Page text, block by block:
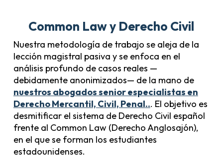
Common Law y Derecho Civil
Nuestra metodología de trabajo se aleja de la
lección magistral pasiva y se enfoca en el
análisis profundo de casos reales —
debidamente anonimizados— de la mano de
nuestros abogados senior especialistas en
Derecho Mercantil, Civil, Penal... El objetivo es
desmitificar el sistema de Derecho Civil español
frente al Common Law (Derecho Anglosajón),
en el que se forman los estudiantes
estadounidenses.